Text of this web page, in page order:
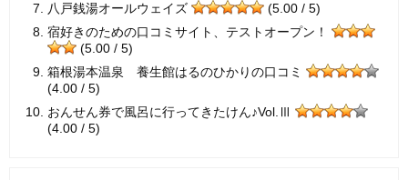
八戸銭湯オールウェイズ
(5.00 / 5)
宿好きのための口コミサイト、テストオープン！
(5.00 / 5)
箱根湯本温泉 養生館はるのひかりの口コミ
(4.00 / 5)
おんせん券で風呂に行ってきたけん♪Vol.Ⅲ
(4.00 / 5)